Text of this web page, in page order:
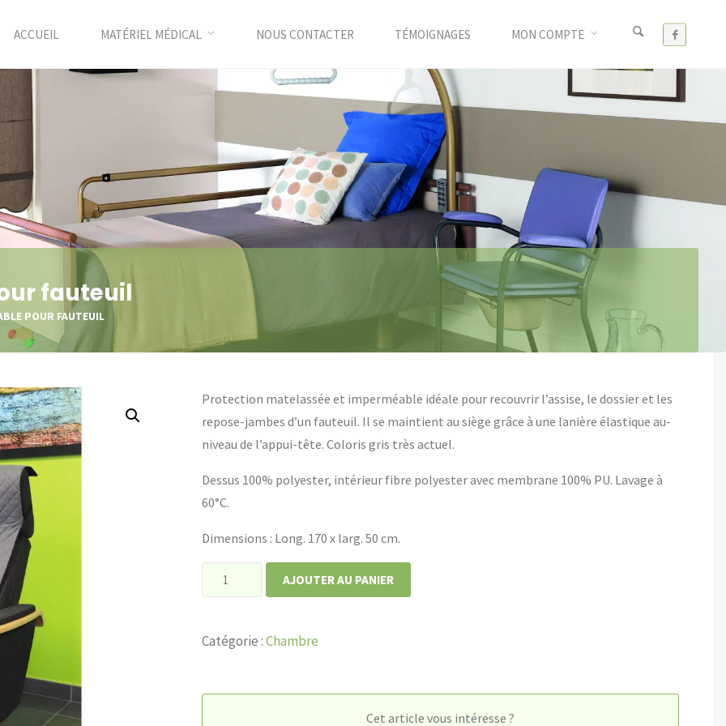
ACCUEIL MATÉRIEL MÉDICAL NOUS CONTACTER TÉMOIGNAGES MON COMPTE
fauteuil
POUR FAUTEUIL
Protection matelassée et imperméable idéale pour recouvrir l’assise, le dossier et les
repose-jambes d’un fauteuil. Il se maintient au siège grâce à une lanière élastique au-
niveau de l’appui-tête. Coloris gris très actuel.
Dessus 100% polyester, intérieur fibre polyester avec membrane 100% PU. Lavage à
60°C.
Dimensions : Long. 170 x larg. 50 cm.
quantité
imperméable
fauteuil
AJOUTER AU PANIER
Catégorie :Chambre
Cet article vous intéresse ?